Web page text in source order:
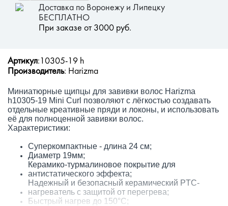
Доставка по Воронежу и Липецку
БЕСПЛАТНО
При заказе от 3000 руб.
Артикул:10305-19 h
Производитель: Harizma
Миниатюрные щипцы для завивки волос Harizma
h10305-19 Mini Curl позволяют с лёгкостью создавать
отдельные креативные пряди и локоны, и использовать
её для полноценной завивки волос.
Характеристики:
Суперкомпактные - длина 24 см;
Диаметр 19мм;
Керамико-турмалиновое покрытие для
антистатического эффекта;
Надежный и безопасный керамический PTC-
нагреватель с защитой от перегрева;
Быстрый нагрев до 150°С;